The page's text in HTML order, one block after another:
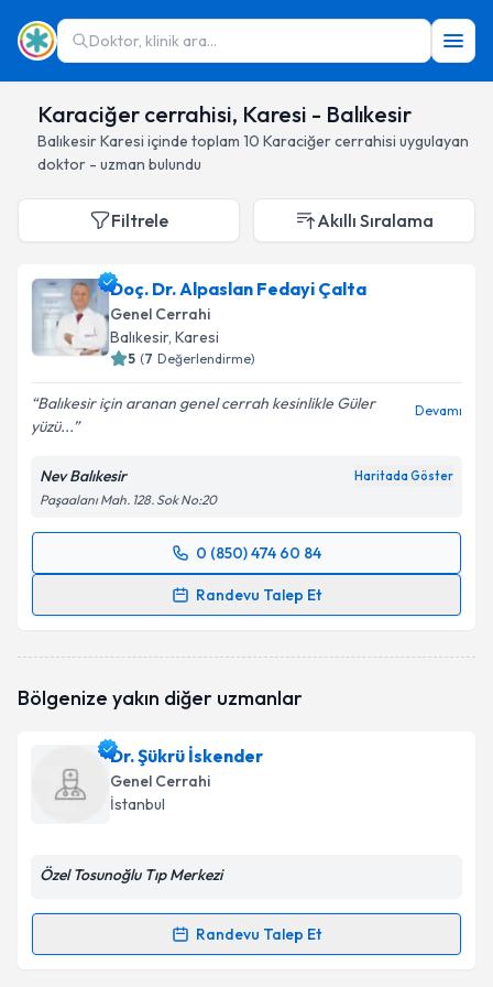
Doktor, klinik ara...
Karaciğer cerrahisi, Karesi - Balıkesir
BalıkesirKaresi içinde toplam 10 Karaciğer cerrahisi uygulayan
doktor - uzman bulundu
Filtrele Akıllı Sıralama
Doç. Dr. Alpaslan Fedayi Çalta
Genel Cerrahi
Balıkesir, Karesi
5 (7 Değerlendirme)
Balıkesir için aranan genel cerrah kesinlikle Güler
yüzü...
Devamı
Nev Balıkesir Haritada Göster
Paşaalanı Mah. 128. Sok No:20
0 (850) 474 60 84
Randevu Talep Et
Randevu Takvimi Talebi
talebi oluşturun. Size bu uzmandan randevu almanız
bilgilendireceğiz.
E-posta Adresiniz
Metni 'ni okudum ve kişisel verilerimin belirtilen
Bölgenize yakın diğer uzmanlar
Dr. Şükrü İskender
Genel Cerrahi
İstanbul
Özel Tosunoğlu Tıp Merkezi
Randevu Talep Et
Randevu Takvimi Talebi